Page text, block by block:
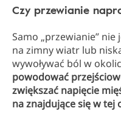
Czy przewianie
Samo „przewianie”
na zimny wiatr lub
wywoływać ból w
powodować
zwiększać napięcie
na znajdujące się w tej